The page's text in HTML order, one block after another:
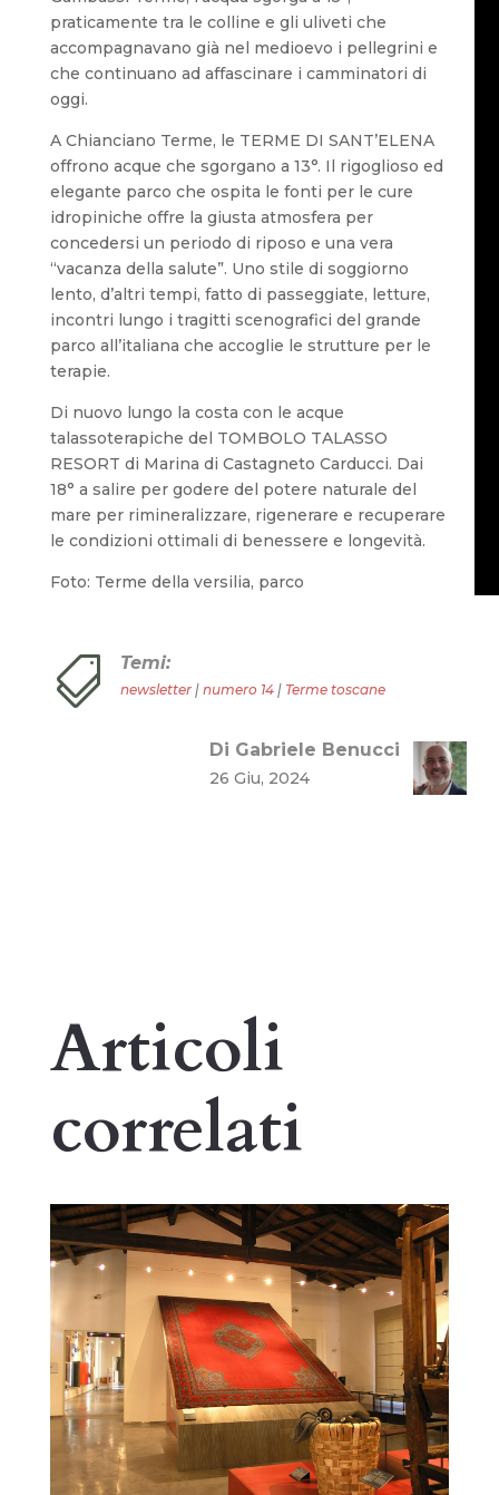
praticamente tra le colline e gli uliveti che
accompagnavano già nel medioevo i pellegrini e
che continuano ad affascinare i camminatori di
oggi.
A Chianciano Terme, le TERME DI SANT’ELENA
offrono acque che sgorgano a 13°. Il rigoglioso ed
elegante parco che ospita le fonti per le cure
idropiniche offre la giusta atmosfera per
concedersi un periodo di riposo e una vera
“vacanza della salute”. Uno stile di soggiorno
lento, d’altri tempi, fatto di passeggiate, letture,
incontri lungo i tragitti scenografici del grande
parco all’italiana che accoglie le strutture per le
terapie.
Di nuovo lungo la costa con le acque
talassoterapiche del TOMBOLO TALASSO
RESORT di Marina di Castagneto Carducci. Dai
18° a salire per godere del potere naturale del
mare per rimineralizzare, rigenerare e recuperare
le condizioni ottimali di benessere e longevità.
Foto: Terme della versilia, parco
 Temi:
newsletter| numero 14| Terme toscane
Di Gabriele Benucci
26 Giu, 2024
Articoli
correlati